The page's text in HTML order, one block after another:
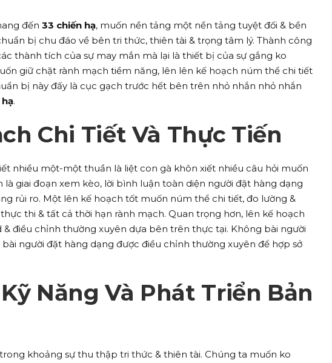
đến 33 chiến hạ, muốn nền tảng một nền tảng tuyệt đối & bền
bị chu đáo về bên tri thức, thiên tài & trọng tâm lý. Thành công
thành tích của sự may mắn mà lại là thiết bị của sự gắng ko
giữ chặt rành mạch tiềm năng, lên lên kế hoạch núm thể chi tiết
bị này đấy là cục gạch trước hết bên trên nhỏ nhắn nhỏ nhắn
.
Chi Tiết Và Thực Tiến
nhiều một-một thuần là liệt con gà khôn xiết nhiều câu hỏi muốn
giai đoạn xem kèo, lời bình luận toàn diện người đặt hàng dạng
rủi ro. Một lên kế hoạch tốt muốn núm thể chi tiết, đo lường &
thi & tất cả thời hạn rành mạch. Quan trọng hơn, lên kế hoạch
điều chỉnh thường xuyên dựa bên trên thực tại. Không bài người
người đặt hàng dạng được điều chỉnh thường xuyên để hợp sở
Năng Và Phát Triển Bản
khoảng sự thu thập tri thức & thiên tài. Chúng ta muốn ko